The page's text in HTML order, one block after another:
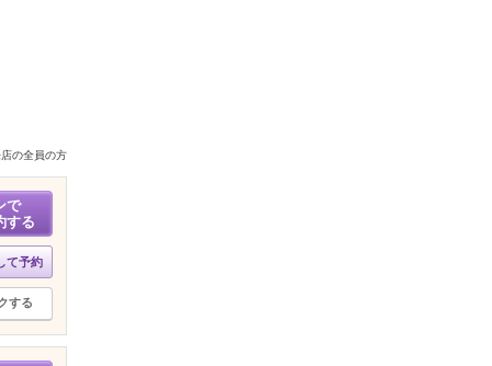
の全員の方
で
する
て予約
する